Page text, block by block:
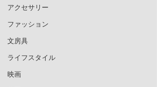
アクセサリー
ファッション
文房具
ライフスタイル
映画